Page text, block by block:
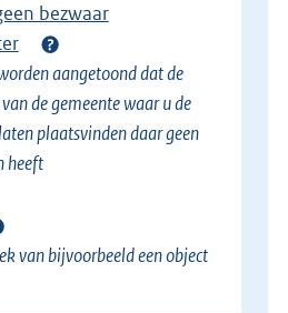
bezwaar
aangetoond dat de
de gemeente waar u de
plaatsvinden daar geen
heeft
van bijvoorbeeld een object